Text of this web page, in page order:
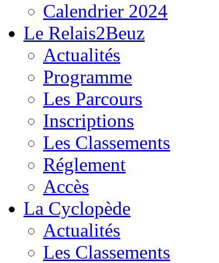
Calendrier 2024
Le Relais2Beuz
Actualités
Programme
Les Parcours
Inscriptions
Les Classements
Réglement
Accès
La Cyclopède
Actualités
Les Classements